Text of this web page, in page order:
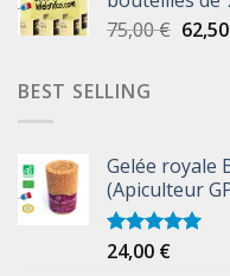
75,00€ 62,50
BEST SELLING
Gelée royale
(Apiculteur
Note5.00
24,00 €